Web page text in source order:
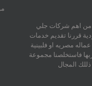
من اهم شركات جلي
قررنا تقديم خدمات
مصريه او فلبينية
فاستخلصنا مجموعة
المجال